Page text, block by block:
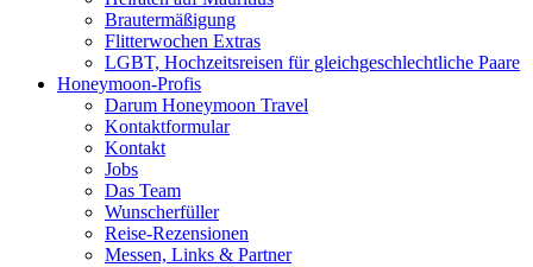
Brautermäßigung
Flitterwochen Extras
LGBT, Hochzeitsreisen für gleichgeschlechtliche Paare
Honeymoon-Profis
Darum Honeymoon Travel
Kontaktformular
Kontakt
Jobs
Das Team
Wunscherfüller
Reise-Rezensionen
Messen, Links & Partner